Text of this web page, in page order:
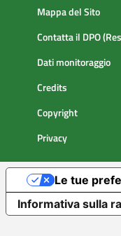
Mappa del Sito
Contatta il DPO
Dati monitoraggio
Credits
Copyright
Privacy
Informativa sulla
Le tue